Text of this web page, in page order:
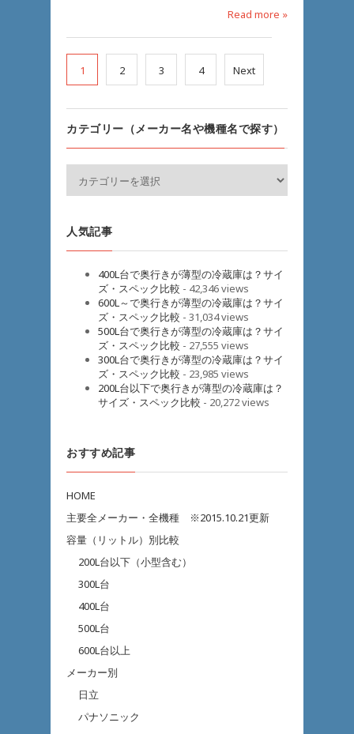
Read more »
1 2 3 4 Next
カテゴリー（メーカー名や機種名で探す）
人気記事
400L台で奥行きが薄型の冷蔵庫は？サイ
ズ・スペック比較 - 42,346 views
600L～で奥行きが薄型の冷蔵庫は？サイ
ズ・スペック比較 - 31,034 views
500L台で奥行きが薄型の冷蔵庫は？サイ
ズ・スペック比較 - 27,555 views
300L台で奥行きが薄型の冷蔵庫は？サイ
ズ・スペック比較 - 23,985 views
200L台以下で奥行きが薄型の冷蔵庫は？
サイズ・スペック比較 - 20,272 views
おすすめ記事
HOME
主要全メーカー・全機種 ※2015.10.21更新
容量（リットル）別比較
200L台以下（小型含む）
300L台
400L台
500L台
600L台以上
メーカー別
日立
パナソニック